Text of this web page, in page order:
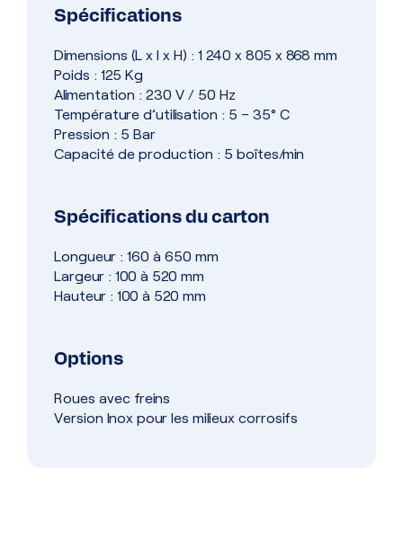
Spécifications
Dimensions (L x l x H) : 1 240 x 805 x 868 mm
Poids : 125 Kg
Alimentation : 230 V / 50 Hz
Température d’utilisation : 5 – 35° C
Pression : 5 Bar
Capacité de production : 5 boîtes/min
Spécifications du carton
Longueur : 160 à 650 mm
Largeur : 100 à 520 mm
Hauteur : 100 à 520 mm
Options
Roues avec freins
Version Inox pour les milieux corrosifs